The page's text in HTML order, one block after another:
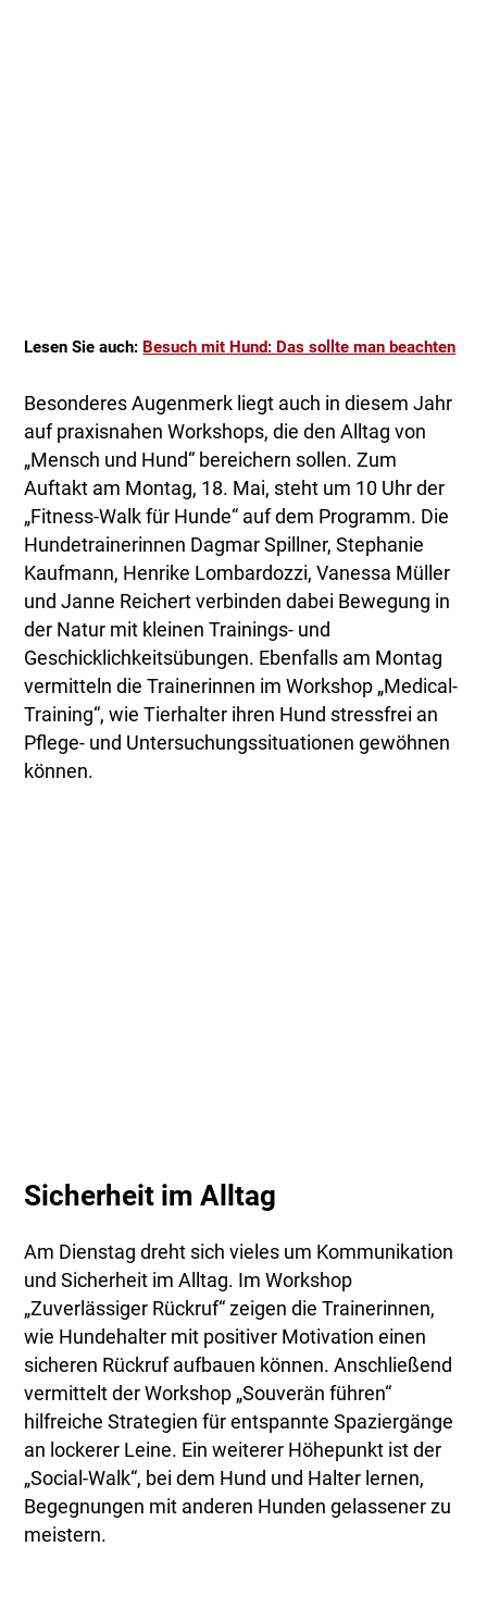
Lesen Sie auch: Besuch mit Hund: Das sollte man beachten
Besonderes Augenmerk liegt auch in diesem Jahr
auf praxisnahen Workshops, die den Alltag von
„Mensch und Hund“ bereichern sollen. Zum
Auftakt am Montag, 18. Mai, steht um 10 Uhr der
„Fitness-Walk für Hunde“ auf dem Programm. Die
Hundetrainerinnen Dagmar Spillner, Stephanie
Kaufmann, Henrike Lombardozzi, Vanessa Müller
und Janne Reichert verbinden dabei Bewegung in
der Natur mit kleinen Trainings- und
Geschicklichkeitsübungen. Ebenfalls am Montag
vermitteln die Trainerinnen im Workshop „Medical-
Training“, wie Tierhalter ihren Hund stressfrei an
Pflege- und Untersuchungssituationen gewöhnen
können.
Sicherheit im Alltag
Am Dienstag dreht sich vieles um Kommunikation
und Sicherheit im Alltag. Im Workshop
„Zuverlässiger Rückruf“ zeigen die Trainerinnen,
wie Hundehalter mit positiver Motivation einen
sicheren Rückruf aufbauen können. Anschließend
vermittelt der Workshop „Souverän führen“
hilfreiche Strategien für entspannte Spaziergänge
an lockerer Leine. Ein weiterer Höhepunkt ist der
„Social-Walk“, bei dem Hund und Halter lernen,
Begegnungen mit anderen Hunden gelassener zu
meistern.